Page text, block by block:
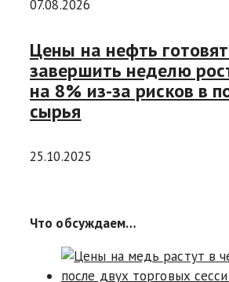
07.08.2026
Цены на нефть
завершить неделю
на 8% из-за рисков в
сырья
25.10.2025
Что обсуждаем…